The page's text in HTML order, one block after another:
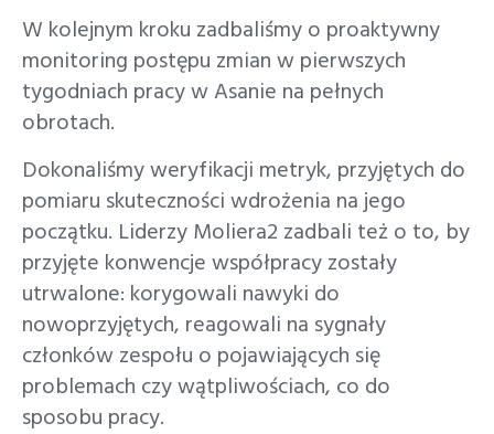
W kolejnym kroku zadbaliśmy o proaktywny
monitoring postępu zmian w pierwszych
tygodniach pracy w Asanie na pełnych
obrotach.
Dokonaliśmy weryfikacji metryk, przyjętych do
pomiaru skuteczności wdrożenia na jego
początku. Liderzy Moliera2 zadbali też o to, by
przyjęte konwencje współpracy zostały
utrwalone: korygowali nawyki do
nowoprzyjętych, reagowali na sygnały
członków zespołu o pojawiających się
problemach czy wątpliwościach, co do
sposobu pracy.